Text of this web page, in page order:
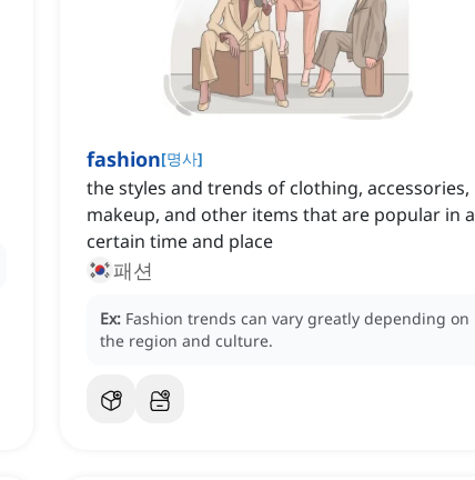
fashion[명사]
the styles and trends of clothing, accessories,
makeup, and other items that are popular in a
certain time and place
패션
Ex: Fashion trends can vary greatly depending on
the region and culture.